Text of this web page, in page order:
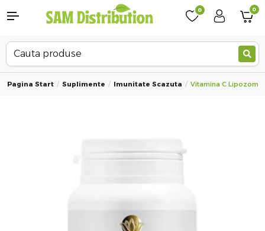
0 0
Pagina Start Suplimente Imunitate Scazuta Vitamina C